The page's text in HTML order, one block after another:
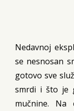
Nedavnoj
se nesnosan
gotovo sve
smrdi i što je
mučnine. Na